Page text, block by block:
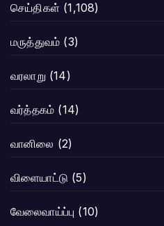
செய்திகள் (1,108)
மருத்துவம் (3)
வரலாறு (14)
வர்த்தகம் (14)
வானிலை (2)
விளையாட்டு (5)
வேலைவாய்ப்பு (10)